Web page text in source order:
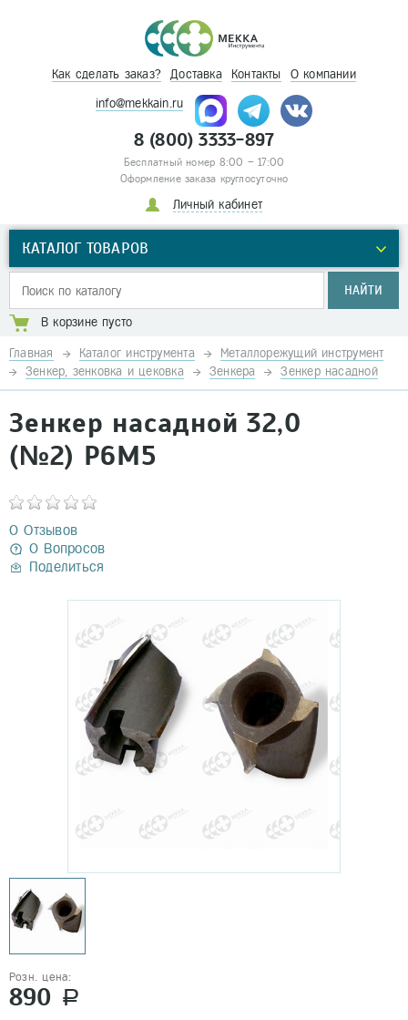
Как сделать заказ? Доставка Контакты О компании
info@mekkain.ru
8 (800) 3333-897
Бесплатный номер 8:00 – 17:00
Оформление заказа круглосуточно
Личный кабинет
КАТАЛОГ ТОВАРОВ
НАЙТИ
В корзине пусто
Главная Каталог инструмента
Металлорежущий инструмент
Зенкер, зенковка и цековка
Зенкера Зенкер насадной
Зенкер насадной 32,0
(№2) Р6М5
0 Отзывов
0 Вопросов
Поделиться
Розн. цена:
890 a